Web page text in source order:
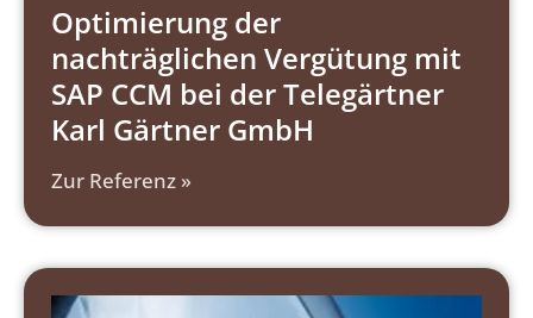
Optimierung der
nachträglichen Vergütung mit
SAP CCM bei der Telegärtner
Karl Gärtner GmbH
Zur Referenz »